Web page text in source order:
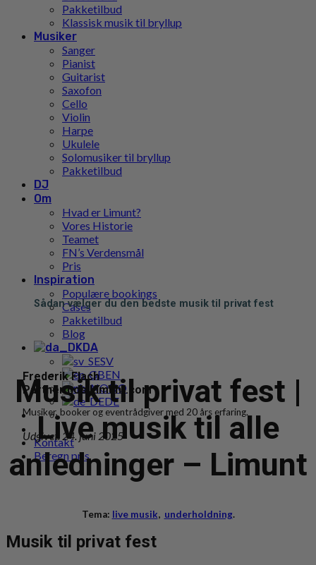
Pakketilbud
Klassisk musik til bryllup
Musiker
Sanger
Pianist
Guitarist
Saxofon
Cello
Violin
Harpe
Ukulele
Solomusiker til bryllup
Pakketilbud
DJ
Om
Hvad er Limunt?
Vores Historie
Teamet
FN’s Verdensmål
Pris
Inspiration
Populære bookings
Cases
Pakketilbud
Blog
DA
SV
EN
NO
DE
Kontakt
Beregn pris
Frederik Flach
Partner hos Limunt.com
Musiker, booker og eventrådgiver med 20 års erfaring.
Udgivet: 24. juni 2025
Sådan vælger du den bedste musik til privat fest
Musik til privat fest |
Live musik til alle
anledninger – Limunt
Tema: live musik, underholdning.
Musik til privat fest